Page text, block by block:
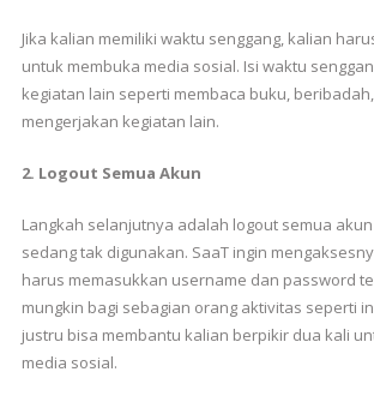
Jika kalian memiliki waktu senggang, kalian
untuk membuka media sosial. Isi waktu
kegiatan lain seperti membaca buku,
mengerjakan kegiatan lain.
2. Logout Semua Akun
Langkah selanjutnya adalah logout semua
sedang tak digunakan. SaaT ingin
harus memasukkan username dan password
mungkin bagi sebagian orang aktivitas seperti
justru bisa membantu kalian berpikir dua kali
media sosial.